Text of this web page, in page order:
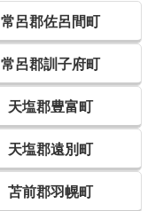
常呂郡佐呂間町
常呂郡訓子府町
天塩郡豊富町
天塩郡遠別町
苫前郡羽幌町